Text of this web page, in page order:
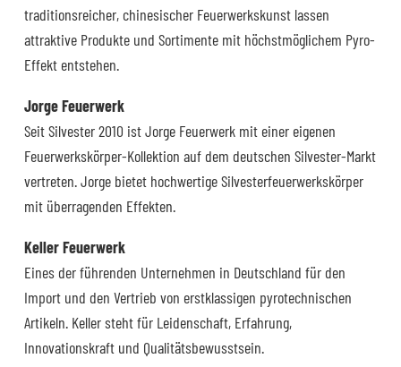
traditionsreicher, chinesischer Feuerwerkskunst lassen
attraktive Produkte und Sortimente mit höchstmöglichem Pyro-
Effekt entstehen.
Jorge Feuerwerk
Seit Silvester 2010 ist Jorge Feuerwerk mit einer eigenen
Feuerwerkskörper-Kollektion auf dem deutschen Silvester-Markt
vertreten. Jorge bietet hochwertige Silvesterfeuerwerkskörper
mit überragenden Effekten.
Keller Feuerwerk
Eines der führenden Unternehmen in Deutschland für den
Import und den Vertrieb von erstklassigen pyrotechnischen
Artikeln. Keller steht für Leidenschaft, Erfahrung,
Innovationskraft und Qualitätsbewusstsein.